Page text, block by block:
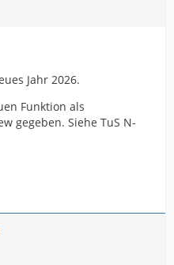
Jahr 2026.
Funktion als
gegeben. Siehe TuS N-